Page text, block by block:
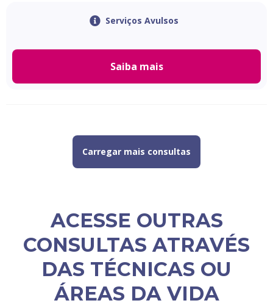
Serviços Avulsos
Saiba mais
Carregar mais consultas
ACESSE OUTRAS
CONSULTAS ATRAVÉS
DAS TÉCNICAS OU
ÁREAS DA VIDA